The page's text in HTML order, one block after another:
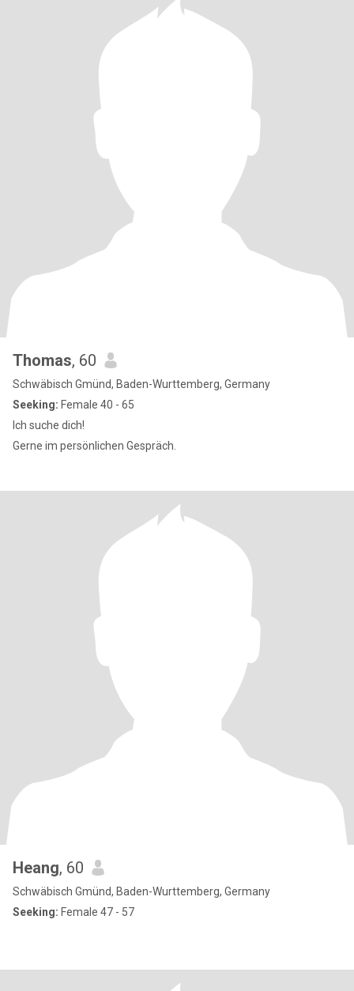
Thomas, 60
Schwäbisch Gmünd, Baden-Wurttemberg, Germany
Seeking: Female 40 - 65
Ich suche dich!
Gerne im persönlichen Gespräch.
Heang, 60
Schwäbisch Gmünd, Baden-Wurttemberg, Germany
Seeking: Female 47 - 57